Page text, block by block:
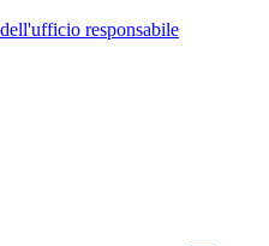
responsabile